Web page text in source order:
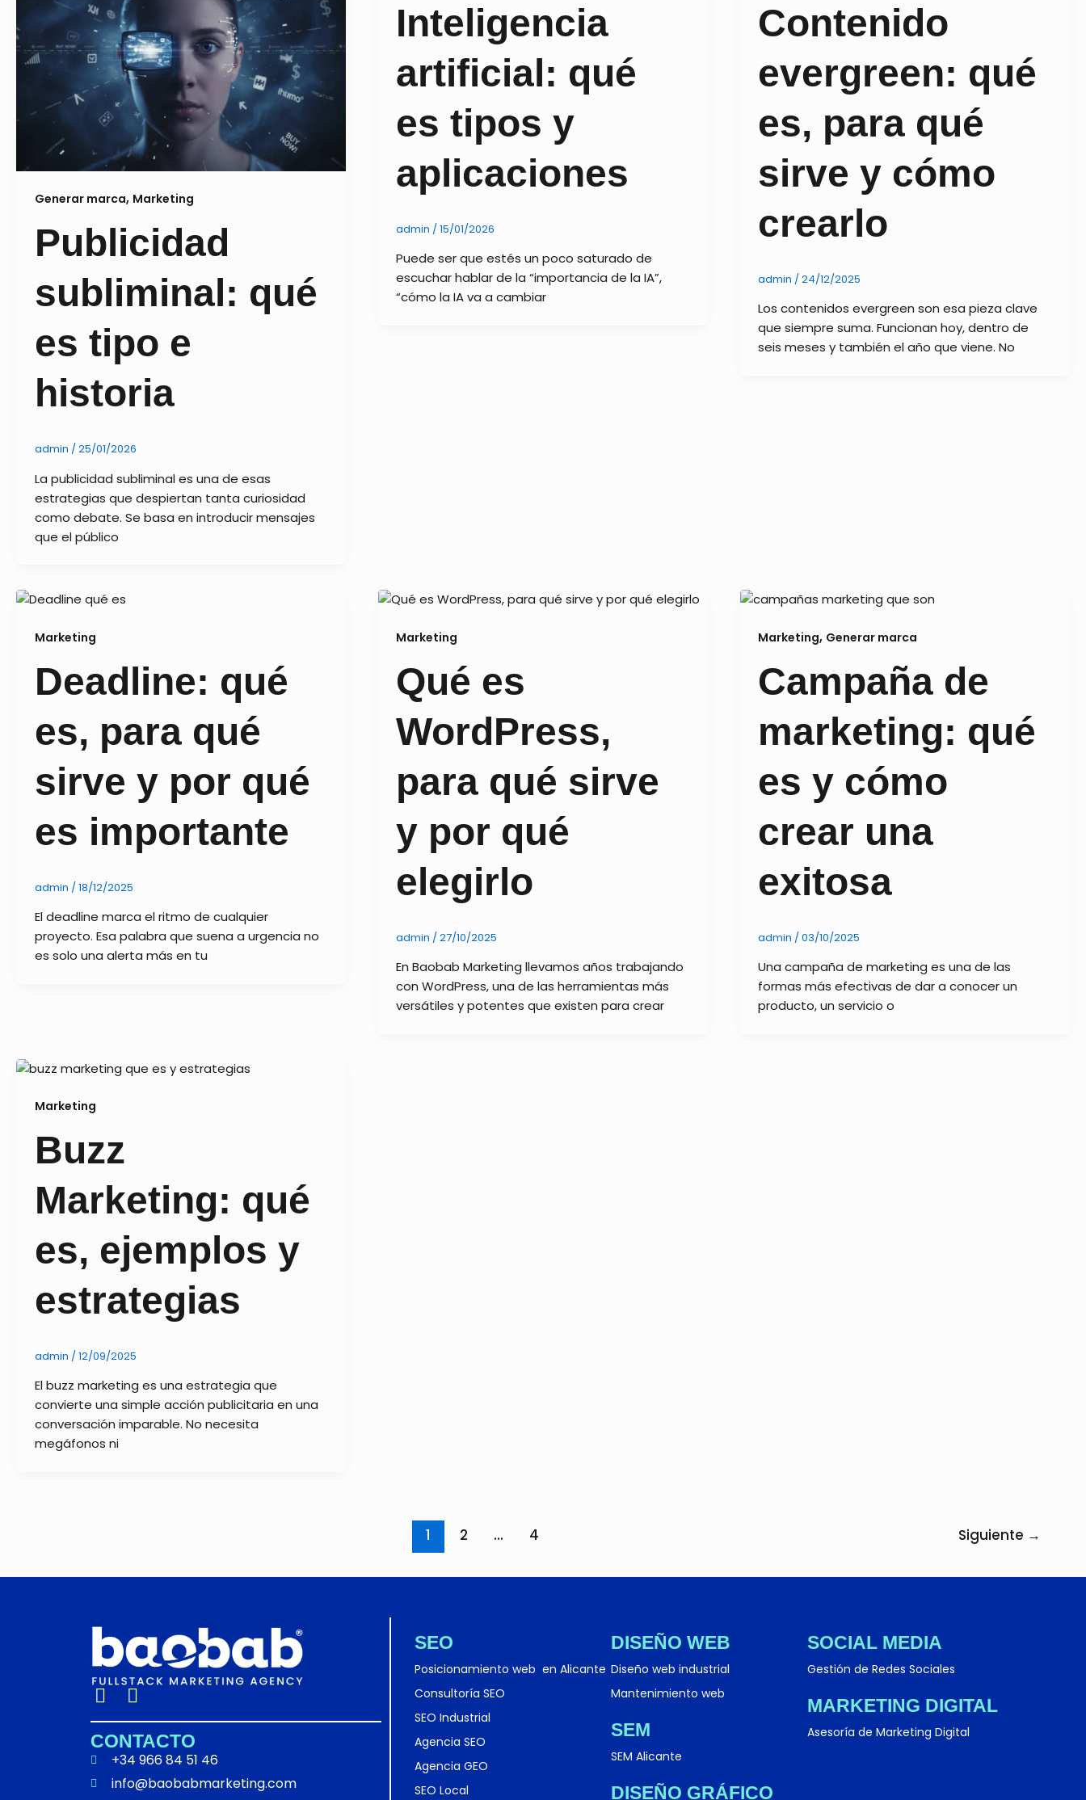
Generar marca, Marketing
Publicidad
subliminal: qué
es tipo e
historia
admin / 25/01/2026
La publicidad subliminal es una de esas
estrategias que despiertan tanta curiosidad
como debate. Se basa en introducir mensajes
que el público
Inteligencia
artificial: qué
es tipos y
aplicaciones
admin /15/01/2026
Puede ser que estés un poco saturado de
escuchar hablar de la “importancia de la IA”,
“cómo la IA va a cambiar
Contenido
evergreen: qué
es, para qué
sirve y cómo
crearlo
admin /24/12/2025
Los contenidos evergreen son esa pieza clave
que siempre suma. Funcionan hoy, dentro de
seis meses y también el año que viene. No
Marketing
Deadline: qué
es, para qué
sirve y por qué
es importante
admin /18/12/2025
El deadline marca el ritmo de cualquier
proyecto. Esa palabra que suena a urgencia no
es solo una alerta más en tu
Marketing
Qué es
WordPress,
para qué sirve
y por qué
elegirlo
admin /27/10/2025
En Baobab Marketing llevamos años trabajando
con WordPress, una de las herramientas más
versátiles y potentes que existen para crear
Marketing, Generar marca
Campaña de
marketing: qué
es y cómo
crear una
exitosa
admin /03/10/2025
Una campaña de marketing es una de las
formas más efectivas de dar a conocer un
producto, un servicio o
Marketing
Buzz
Marketing: qué
es, ejemplos y
estrategias
admin /12/09/2025
El buzz marketing es una estrategia que
convierte una simple acción publicitaria en una
conversación imparable. No necesita
megáfonos ni
1 2 … 4 Siguiente →
I
n
s
t
a
g
L
i
n
k
e
d
CONTACTO
+34 966 84 51 46
info@baobabmarketing.com
SEO
Posicionamiento web en Alicante
Consultoría SEO
SEO Industrial
Agencia SEO
Agencia GEO
SEO Local
DISEÑO WEB
Diseño web industrial
Mantenimiento web
SEM
SEM Alicante
DISEÑO GRÁFICO
SOCIAL MEDIA
Gestión de Redes Sociales
MARKETING DIGITAL
Asesoría de Marketing Digital